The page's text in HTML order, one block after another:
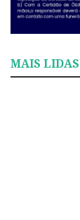
MAIS LIDAS